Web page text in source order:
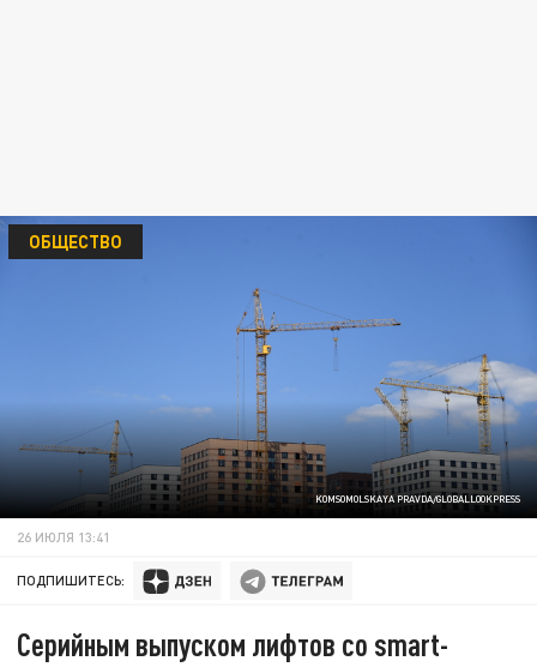
KOMSOMOLSKAYA PRAVDA/GLOBALLOOKPRESS
ОБЩЕСТВО
26 ИЮЛЯ 13:41
ПОДПИШИТЕСЬ:
Серийным выпуском лифтов со smart-